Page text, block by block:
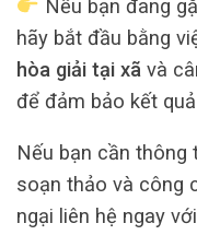
Nếu bạn đang
hãy bắt đầu bằng
hòa giải tại xã và
để đảm bảo kết
Nếu bạn cần
soạn thảo và công
ngại liên hệ ngay với